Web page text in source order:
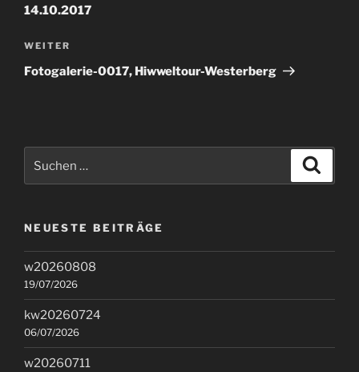
14.10.2017
Nächster
Beitrag
WEITER
Fotogalerie-0017, Hiwweltour-Westerberg
nach:
NEUESTE BEITRÄGE
w20260808
19/07/2026
kw20260724
06/07/2026
w20260711